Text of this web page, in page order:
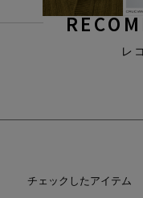
レ
チェックしたアイテム